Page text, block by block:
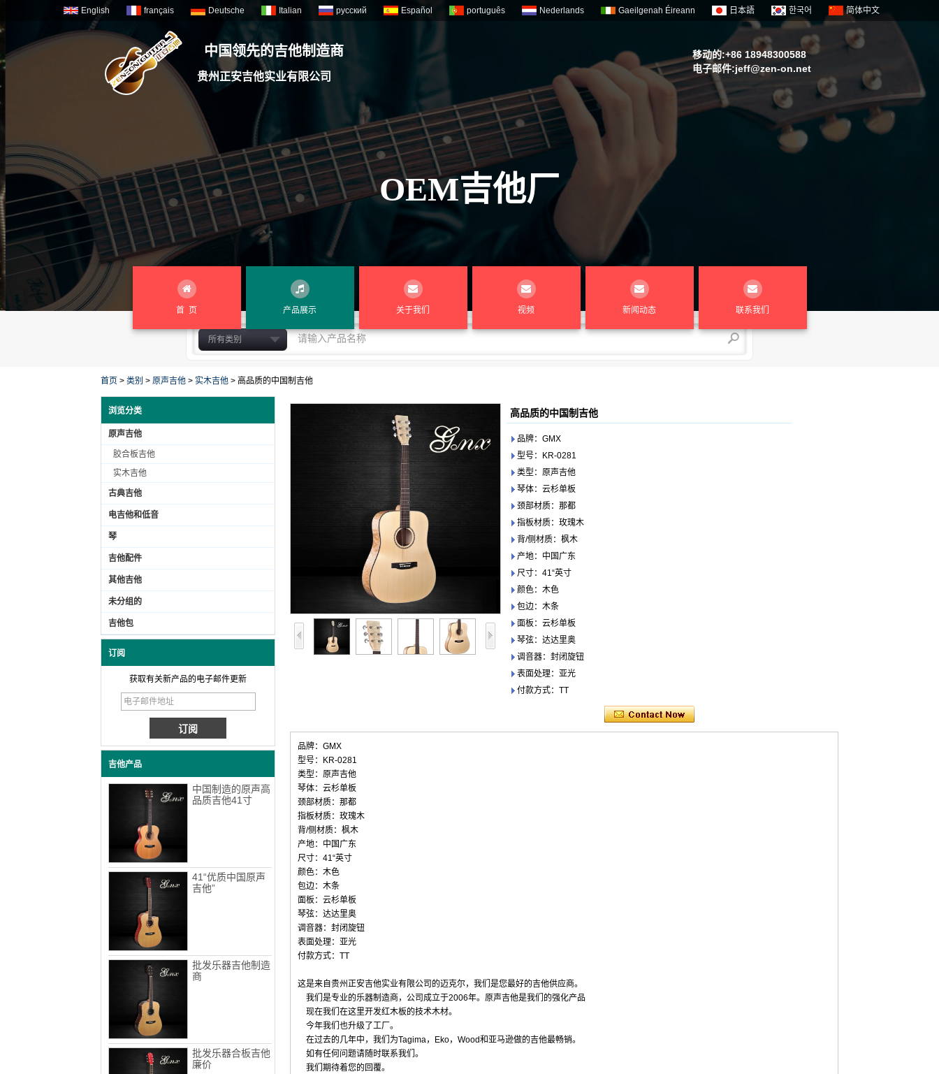
English français Deutsche Italian русский Español português Nederlands Gaeilgenah Éireann 日本語 한국어 简体中文
中国领先的吉他制造商
贵州正安吉他实业有限公司
移动的:+86 18948300588
电子邮件:jeff@zen-on.net
OEM吉他厂
首 页 产品展示 关于我们 视频 新闻动态 联系我们
所有类别
古典吉他
电吉他和低音
首页 > 类别 > 原声吉他 > 实木吉他 > 高品质的中国制吉他
浏览分类
原声吉他
胶合板吉他
实木吉他
古典吉他
电吉他和低音
琴
吉他配件
其他吉他
未分组的
吉他包
订阅
获取有关新产品的电子邮件更新
吉他产品
中国制造的原声高
品质吉他41寸
41“优质中国原声
吉他”
批发乐器吉他制造
商
批发乐器合板吉他
廉价
高品质的中国制吉他
品牌：GMX
型号：KR-0281
类型：原声吉他
琴体：云杉单板
颈部材质：那都
指板材质：玫瑰木
背/侧材质：枫木
产地：中国广东
尺寸：41“英寸
颜色：木色
包边：木条
面板：云杉单板
琴弦：达达里奥
调音器：封闭旋钮
表面处理：亚光
付款方式：TT
品牌：GMX
型号：KR-0281
类型：原声吉他
琴体：云杉单板
颈部材质：那都
指板材质：玫瑰木
背/侧材质：枫木
产地：中国广东
尺寸：41“英寸
颜色：木色
包边：木条
面板：云杉单板
琴弦：达达里奥
调音器：封闭旋钮
表面处理：亚光
付款方式：TT
这是来自贵州正安吉他实业有限公司的迈克尔，我们是您最好的吉他供应商。
我们是专业的乐器制造商，公司成立于2006年。原声吉他是我们的强化产品
现在我们在这里开发红木板的技术木材。
今年我们也升级了工厂。
在过去的几年中，我们为Tagima，Eko，Wood和亚马逊做的吉他最畅销。
如有任何问题请随时联系我们。
我们期待着您的回覆。